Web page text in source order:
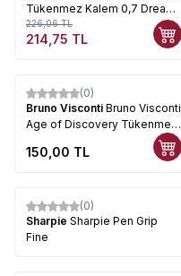
Tükenmez Kalem 0,7 Dream
Write Hayvanlar Kod:0264-0
226,06TL
214,75 TL
(0)
Bruno Visconti ​Bruno Visconti
Age of Discovery Tükenmez
Kalem 0.7mm 20-0293-03
150,00 TL
(0)
Sharpie Sharpie Pen Grip
Fine